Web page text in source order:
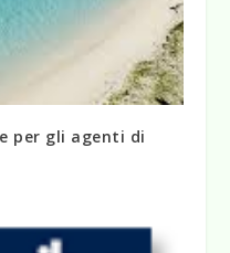
per gli agenti di